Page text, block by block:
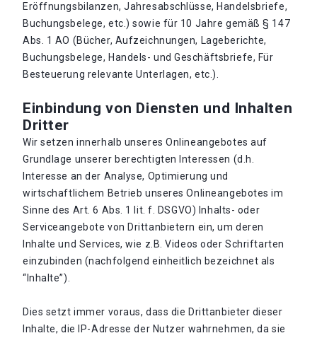
Eröffnungsbilanzen, Jahresabschlüsse, Handelsbriefe,
Buchungsbelege, etc.) sowie für 10 Jahre gemäß § 147
Abs. 1 AO (Bücher, Aufzeichnungen, Lageberichte,
Buchungsbelege, Handels- und Geschäftsbriefe, Für
Besteuerung relevante Unterlagen, etc.).
Einbindung von Diensten und Inhalten
Dritter
Wir setzen innerhalb unseres Onlineangebotes auf
Grundlage unserer berechtigten Interessen (d.h.
Interesse an der Analyse, Optimierung und
wirtschaftlichem Betrieb unseres Onlineangebotes im
Sinne des Art. 6 Abs. 1 lit. f. DSGVO) Inhalts- oder
Serviceangebote von Drittanbietern ein, um deren
Inhalte und Services, wie z.B. Videos oder Schriftarten
einzubinden (nachfolgend einheitlich bezeichnet als
“Inhalte”).
Dies setzt immer voraus, dass die Drittanbieter dieser
Inhalte, die IP-Adresse der Nutzer wahrnehmen, da sie